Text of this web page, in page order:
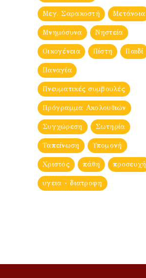
Μεγ. Σαρακοστή Μετάνοια
Μνημόσυνα Νηστεία
Οικογένεια Πίστη Παιδί
Παναγία
Πνευματικές συμβουλές
Πρόγραμμα Ακολουθιών
Συγχώρεση Σωτηρία
Ταπείνωση Υπομονή
Χριστός πάθη προσευχή
υγεια - διατροφη